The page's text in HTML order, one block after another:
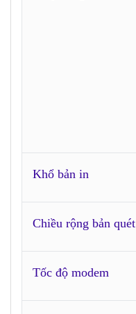
Khổ bản in
Chiều rộng bản quét
Tốc độ modem